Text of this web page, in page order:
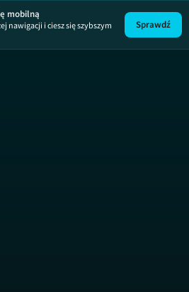
mobilną
nawigacji i ciesz się szybszym
Sprawdź